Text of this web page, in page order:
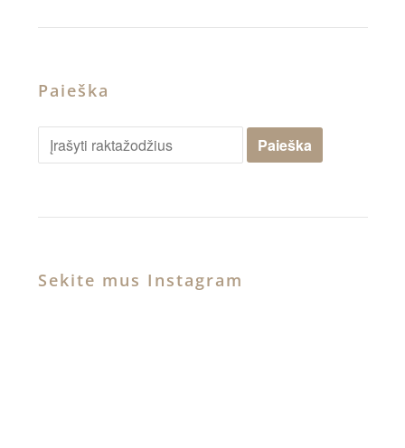
Paieška
Sekite mus Instagram